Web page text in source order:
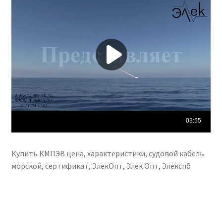
Купить КМПЭВ цена, характеристики, судовой кабель
морской, сертификат, ЭлекОпт, Элек Опт, Элекспб